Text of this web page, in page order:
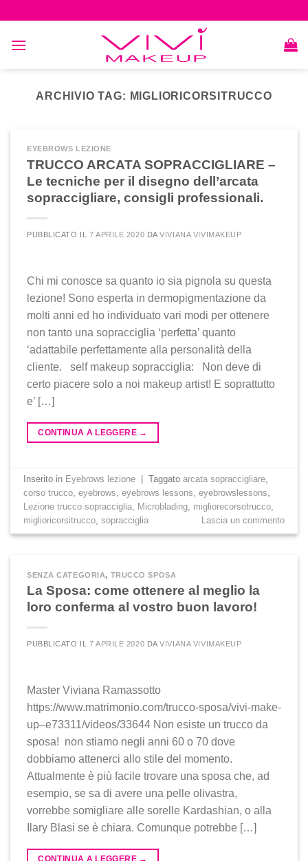
content
ARCHIVIO TAG: MIGLIORICORSITRUCCO
EYEBROWS LEZIONE
TRUCCO ARCATA SOPRACCIGLIARE –
Le tecniche per il disegno dell’arcata
sopraccigliare, consigli professionali.
PUBBLICATO IL 7 APRILE 2020 DAVIVIANA VIVIMAKEUP
Chi mi conosce sa quanto io sia pignola su questa
lezione! Sono esperta in dermopigmentazione da
molti anni ed ho individuato vari modi per ottenere
non tanto una sopracciglia ‘perfetta’ quanto
‘adattabile perfettamente alla personalità della
cliente. self makeup sopracciglia: Non deve di
certo piacere solo a noi makeup artist! E soprattutto
e’ […]
CONTINUA A LEGGERE →
Inserito in Eyebrows lezione Taggatoarcata sopraccigliare
corso trucco ,eyebrows ,eyebrows lessons ,eyebrowslessons
Lezione trucco sopracciglia
Microblading migliorecorsotrucco
miglioricorsitrucco ,sopracciglia Lascia un commento
SENZA CATEGORIA, TRUCCO SPOSA
La Sposa: come ottenere al meglio la
loro conferma al vostro buon lavoro!
PUBBLICATO IL 7 APRILE 2020 DAVIVIANA VIVIMAKEUP
Master Viviana Ramassotto
https://www.matrimonio.com/trucco-sposa/vivi-make-
up–e73311/videos/33644 Non esiste un trucco da
sposa! non stiamo negli anni 60 o 70 dove
dobbiamo attenerci allo stile del momento.
Attualmente è più facile trovare una sposa che, ad
esempio, se sa di avere una pelle olivastra,
vorrebbe somigliare alle sorelle Kardashian, o alla
Ilary Blasi se è chiara. Comunque potrebbe […]